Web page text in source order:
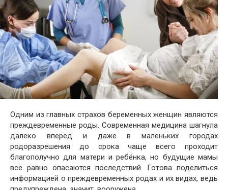
Одним из главных страхов беременных женщин являются
преждевременные роды. Современная медицина шагнула
далеко вперёд и даже в маленьких городах
родоразрешения до срока чаще всего проходит
благополучно для матери и ребёнка, но будущие мамы
всё равно опасаются последствий. Готова поделиться
информацией о преждевременных родах и их видах, ведь